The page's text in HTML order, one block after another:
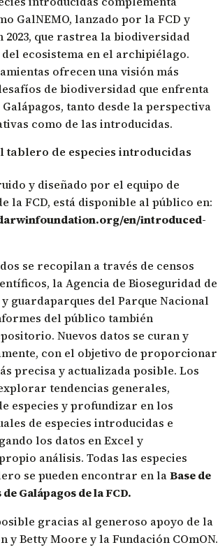
GalNEMO, lanzado por la FCD y
que rastrea la biodiversidad
ecosistema en el archipiélago.
ofrecen una visión más
de biodiversidad que enfrenta
tanto desde la perspectiva
como de las introducidas.
tablero de especies introducidas
y diseñado por el equipo de
la FCD, está disponible al público en:
en/introduced-
se recopilan a través de censos
la Agencia de Bioseguridad de
y guardaparques del Parque Nacional
del público también
Nuevos datos se curan y
con el objetivo de proporcionar
precisa y actualizada posible. Los
tendencias generales,
especies y profundizar en los
de especies introducidas e
los datos en Excel y
análisis. Todas las especies
se pueden encontrar en laBase de
Galápagos de la FCD.
gracias al generoso apoyo de la
y Betty Moore y la Fundación COmON.